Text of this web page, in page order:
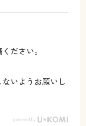
ださい。
いようお願いし